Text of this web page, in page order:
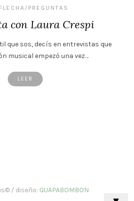
PREGUNTAS
con Laura Crespi
que sos, decís en entrevistas que
musical empezó una vez…
LEER
/ diseño: GUAPABOMBON